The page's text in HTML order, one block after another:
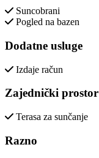
Suncobrani
Pogled na bazen
Dodatne usluge
Izdaje račun
Zajednički prostor
Terasa za sunčanje
Razno